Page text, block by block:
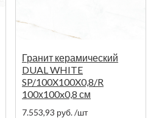
Гранит керамический
DUAL WHITE
SP/100X100X0,8/R
100х100x0,8 см
7.553,93 руб./шт